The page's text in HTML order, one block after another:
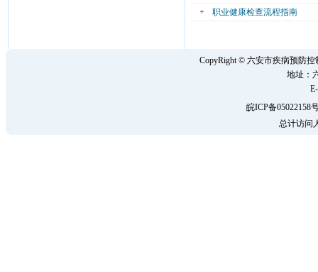
职业健康检查流程指南
CopyRight © 六安市疾病预防
地址：
皖ICP备05022158
总计访问